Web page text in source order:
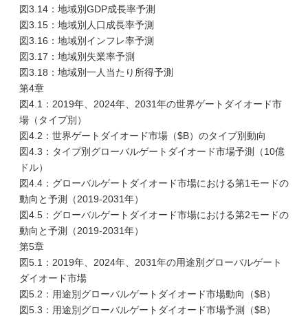
図3.14：地域別GDP成長率予測
図3.15：地域別人口成長率予測
図3.16：地域別インフレ率予測
図3.17：地域別失業率予測
図3.18：地域別一人当たり所得予測
第4章
図4.1：2019年、2024年、2031年の世界ゲートダイオード市
場（タイプ別）
図4.2：世界ゲートダイオード市場（$B）のタイプ別動向
図4.3：タイプ別グローバルゲートダイオード市場予測（10億
ドル）
図4.4：グローバルゲートダイオード市場における第1モードの
動向と予測（2019-2031年）
図4.5：グローバルゲートダイオード市場における第2モードの
動向と予測（2019-2031年）
第5章
図5.1：2019年、2024年、2031年の用途別グローバルゲート
ダイオード市場
図5.2：用途別グローバルゲートダイオード市場動向（$B）
図5.3：用途別グローバルゲートダイオード市場予測（$B）